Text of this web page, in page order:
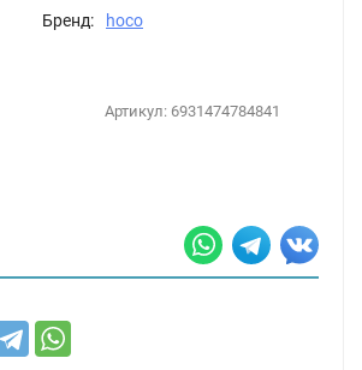
Бренд: hoco
Артикул: 6931474784841